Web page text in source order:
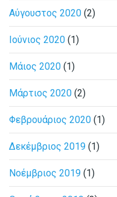
Αύγουστος 2020 (2)
Ιούνιος 2020 (1)
Μάιος 2020 (1)
Μάρτιος 2020 (2)
Φεβρουάριος 2020 (1)
Δεκέμβριος 2019 (1)
Νοέμβριος 2019 (1)